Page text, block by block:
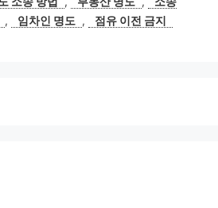
, 임차인 명도 , 점유 이전 금지